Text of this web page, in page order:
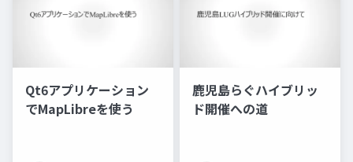
Qt6アプリケーション
でMapLibreを使う
鹿児島らぐハイブリッ
ド開催への道